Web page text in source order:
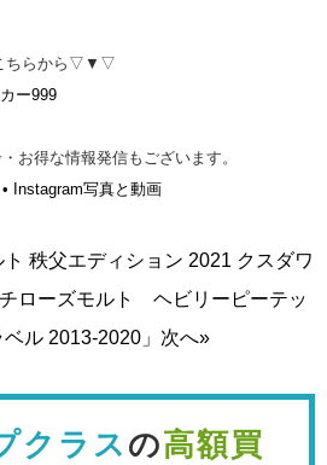
ちらから▽▼▽
ー999
お得な情報発信もございます。
Instagram写真と動画
秩父エディション 2021 クスダワ
チローズモルト ヘビリーピーテッ
ベル 2013-2020」次へ»
クラス の高額買